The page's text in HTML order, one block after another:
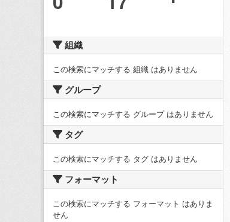
組織
この検索にマッチする 組織 はありません
グループ
この検索にマッチする グループ はありません
タグ
この検索にマッチする タグ はありません
フォーマット
この検索にマッチする フォーマット はありま
せん